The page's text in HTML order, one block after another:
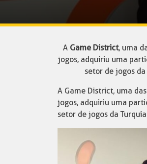
A Game District, uma
jogos, adquiriu uma
setor de jogos
A Game District, uma
jogos, adquiriu uma
setor de jogos da